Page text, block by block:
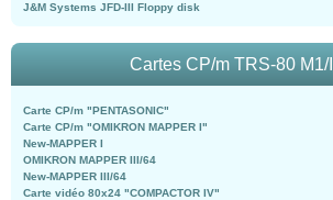
J&M Systems JFD-III Floppy disk
Cartes CP/m TRS-80 M1/III
Carte CP/m "PENTASONIC"
Carte CP/m "OMIKRON MAPPER I"
New-MAPPER I
OMIKRON MAPPER III/64
New-MAPPER III/64
Carte vidéo 80x24 "COMPACTOR IV"